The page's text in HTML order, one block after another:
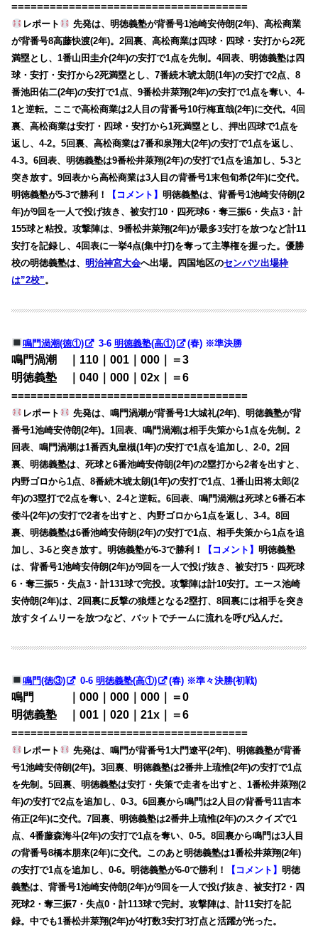
=====================================
レポート
先発は、明徳義塾が背番号1池崎安侍朗(2年)、高松商業
が背番号8高藤快渡(2年)。2回裏、高松商業は四球・四球・安打から2死
満塁とし、1番山田圭介(2年)の安打で1点を先制。4回表、明徳義塾は四
球・安打・安打から2死満塁とし、7番続木琥太朗(1年)の安打で2点、8
番池田佑二(2年)の安打で1点、9番松井萊翔(2年)の安打で1点を奪い、4-
1と逆転。ここで高松商業は2人目の背番号10行梅直哉(2年)に交代。4回
裏、高松商業は安打・四球・安打から1死満塁とし、押出四球で1点を
返し、4-2。5回裏、高松商業は7番和泉翔大(2年)の安打で1点を返し、
4-3。6回表、明徳義塾は9番松井萊翔(2年)の安打で1点を追加し、5-3と
突き放す。9回表から高松商業は3人目の背番号1末包旬希(2年)に交代。
明徳義塾が5-3で勝利！
【コメント】明徳義塾は、背番号1池崎安侍朗(2
年)が9回を一人で投げ抜き、被安打10・四死球6・奪三振6・失点3・計
155球と粘投。攻撃陣は、9番松井萊翔(2年)が最多3安打を放つなど計11
安打を記録し、4回表に一挙4点(集中打)を奪って主導権を握った。優勝
校の明徳義塾は、明治神宮大会へ出場。四国地区のセンバツ出場枠
は”2校”。
鳴門渦潮(徳①) 3-6 明徳義塾(高①) (春) ※準決勝
鳴門渦潮 ｜110｜001｜000｜＝3
明徳義塾 ｜040｜000｜02x｜＝6
=====================================
レポート
先発は、鳴門渦潮が背番号1大城礼(2年)、明徳義塾が背
番号1池崎安侍朗(2年)。1回表、鳴門渦潮は相手失策から1点を先制。2
回表、鳴門渦潮は1番西丸皇槻(1年)の安打で1点を追加し、2-0。2回
裏、明徳義塾は、死球と6番池崎安侍朗(2年)の2塁打から2者を出すと、
内野ゴロから1点、8番続木琥太朗(1年)の安打で1点、1番山田将太郎(2
年)の3塁打で2点を奪い、2-4と逆転。6回表、鳴門渦潮は死球と6番石本
倭斗(2年)の安打で2者を出すと、内野ゴロから1点を返し、3-4。8回
裏、明徳義塾は6番池崎安侍朗(2年)の安打で1点、相手失策から1点を追
加し、3-6と突き放す。明徳義塾が6-3で勝利！
【コメント】明徳義塾
は、背番号1池崎安侍朗(2年)が9回を一人で投げ抜き、被安打5・四死球
6・奪三振5・失点3・計131球で完投。攻撃陣は計10安打。エース池崎
安侍朗(2年)は、2回裏に反撃の狼煙となる2塁打、8回裏には相手を突き
放すタイムリーを放つなど、バットでチームに流れを呼び込んだ。
鳴門(徳③) 0-6 明徳義塾(高①) (春) ※準々決勝(初戦)
鳴門 ｜000｜000｜000｜＝0
明徳義塾 ｜001｜020｜21x｜＝6
=====================================
レポート
先発は、鳴門が背番号1大門遼平(2年)、明徳義塾が背番
号1池崎安侍朗(2年)。3回裏、明徳義塾は2番井上琉惟(2年)の安打で1点
を先制。5回裏、明徳義塾は安打・失策で走者を出すと、1番松井萊翔(2
年)の安打で2点を追加し、0-3。6回裏から鳴門は2人目の背番号11吉本
侑正(2年)に交代。7回裏、明徳義塾は2番井上琉惟(2年)のスクイズで1
点、4番藤森海斗(2年)の安打で1点を奪い、0-5。8回裏から鳴門は3人目
の背番号8橋本朋來(2年)に交代。このあと明徳義塾は1番松井萊翔(2年)
の安打で1点を追加し、0-6。明徳義塾が6-0で勝利！
【コメント】 明徳
義塾は、背番号1池崎安侍朗(2年)が9回を一人で投げ抜き、被安打2・四
死球2・奪三振7・失点0・計113球で完封。攻撃陣は、計11安打を記
録。中でも1番松井萊翔(2年)が4打数3安打3打点と活躍が光った。